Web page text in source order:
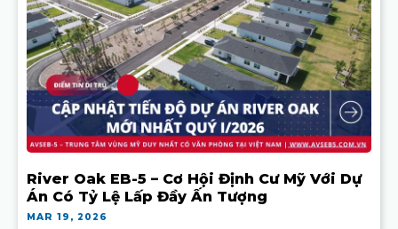
River Oak EB-5 – Cơ Hội Định Cư Mỹ Với Dự
Án Có Tỷ Lệ Lấp Đầy Ấn Tượng
MAR 19, 2026